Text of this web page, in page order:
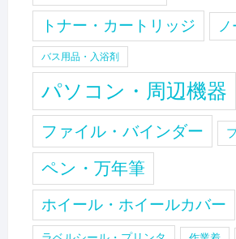
トナー・カートリッジ
バス用品・入浴剤
パソコン・周辺機器
ファイル・バインダー
ペン・万年筆
ホイール・ホイールカバー